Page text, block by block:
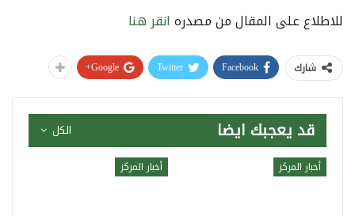
للاطلاع على المقال من مصدره انقر هنا
شارك Facebook
Twitter
Google+
الكل قد يعجبك ايضا
أخبار المركز أخبار المركز